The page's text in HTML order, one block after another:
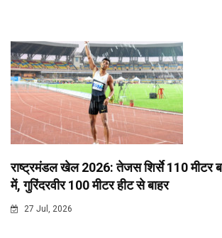
राष्ट्रमंडल खेल 2026: तेजस शिर्से 110 मीटर
में, गुरिंदरवीर 100 मीटर हीट से बाहर
27 Jul, 2026